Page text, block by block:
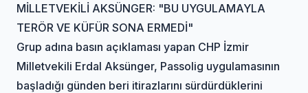
MİLLETVEKİLİ AKSÜNGER: "BU UYGULAMAYLA
TERÖR VE KÜFÜR SONA ERMEDİ"
Grup adına basın açıklaması yapan CHP İzmir
Milletvekili Erdal Aksünger, Passolig uygulamasının
başladığı günden beri itirazlarını sürdürdüklerini